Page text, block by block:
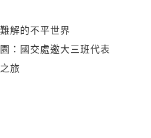
解的不平世界
：國交處邀大三班代表
旅